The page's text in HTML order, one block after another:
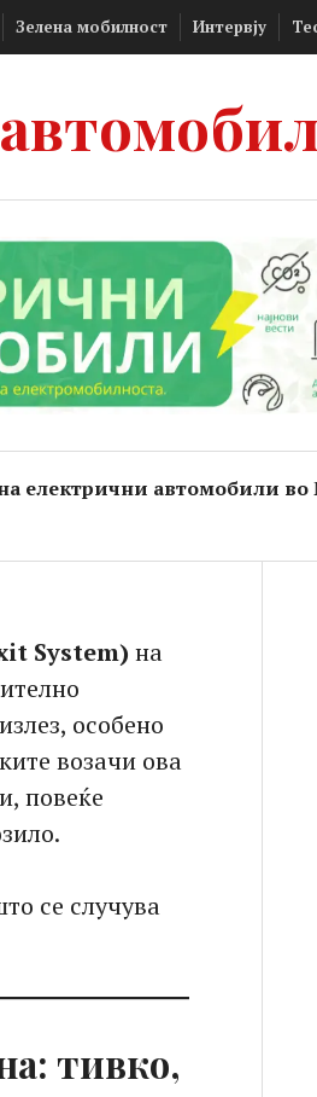
Зелена мобилност Интервју
електрични автомобили во
System) на
особено
возачи ова
повеќе
се случува
тивко,